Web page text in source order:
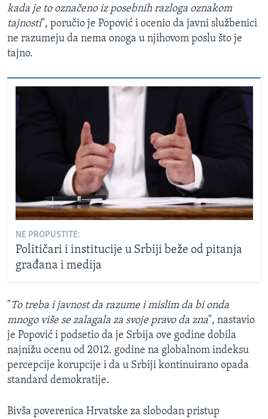
kada je to označeno iz posebnih razloga oznakom
tajnosti", poručio je Popović i ocenio da javni službenici
ne razumeju da nema onoga u njihovom poslu što je
tajno.
NE PROPUSTITE:
Političari i institucije u Srbiji beže od pitanja
građana i medija
"To treba i javnost da razume i mislim da bi onda
mnogo više se zalagala za svoje pravo da zna", nastavio
je Popović i podsetio da je Srbija ove godine dobila
najnižu ocenu od 2012. godine na globalnom indeksu
percepcije korupcije i da u Srbiji kontinuirano opada
standard demokratije.
Bivša poverenica Hrvatske za slobodan pristup